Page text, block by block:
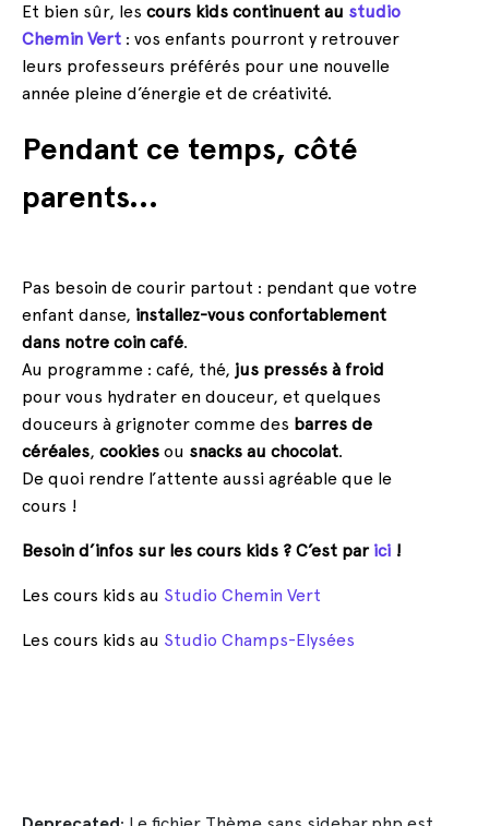
Et bien sûr, les cours kids continuent au studio
Chemin Vert : vos enfants pourront y retrouver
leurs professeurs préférés pour une nouvelle
année pleine d’énergie et de créativité.
Pendant ce temps, côté
parents…
Pas besoin de courir partout : pendant que votre
enfant danse, installez-vous confortablement
dans notre coin café.
Au programme : café, thé, jus pressés à froid
pour vous hydrater en douceur, et quelques
douceurs à grignoter comme des barres de
céréales, cookies ou snacks au chocolat.
De quoi rendre l’attente aussi agréable que le
cours !
Besoin d’infos sur les cours kids ? C’est par ici !
Les cours kids au Studio Chemin Vert
Les cours kids au Studio Champs-Elysées